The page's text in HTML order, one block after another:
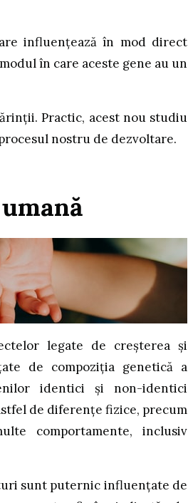
influențează în mod direct
în care aceste gene au un
Practic, acest nou studiu
nostru de dezvoltare.
legate de creșterea și
de compoziția genetică a
identici și non-identici
de diferențe fizice, precum
comportamente, inclusiv
sunt puternic influențate de